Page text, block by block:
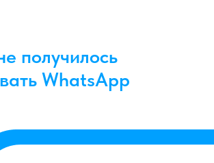
получилось
WhatsApp